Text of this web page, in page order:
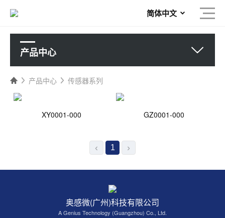
简体中文
产品中心
产品中心 传感器系列
XY0001-000 GZ0001-000
‹ 1 ›
奥感微(广州)科技有限公司
A Genius Technology (Guangzhou) Co., Ltd.